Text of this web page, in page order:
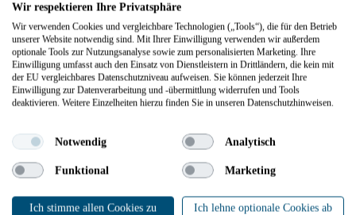
Download Anfahrtsskizze
Anfahrtsskizze zum technischen Sicherheitszentrum
Download Infobroschüre
Wir respektieren Ihre Privatsphäre
Wir verwenden Cookies und vergleichbare Technologien („Tools“), die für den Betrieb
unserer Website notwendig sind. Mit Ihrer Einwilligung verwenden wir außerdem
optionale Tools zur Nutzungsanalyse sowie zum personalisierten Marketing. Ihre
Einwilligung umfasst auch den Einsatz von Dienstleistern in Drittländern, die kein mit
der EU vergleichbares Datenschutzniveau aufweisen. Sie können jederzeit Ihre
Einwilligung zur Datenverarbeitung und -übermittlung widerrufen und Tools
deaktivieren. Weitere Einzelheiten hierzu finden Sie in unseren Datenschutzhinweisen.
Notwendig Analytisch
Funktional Marketing
Ich stimme allen Cookies zu Ich lehne optionale Cookies ab